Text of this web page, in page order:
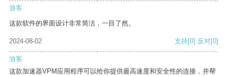
游客
这款软件的界面设计非常简洁，一目了然。
2024-08-02 支持[0] 反对[0]
游客
这款加速器VPM应用程序可以给你提供最高速度和安全性的连接，并帮